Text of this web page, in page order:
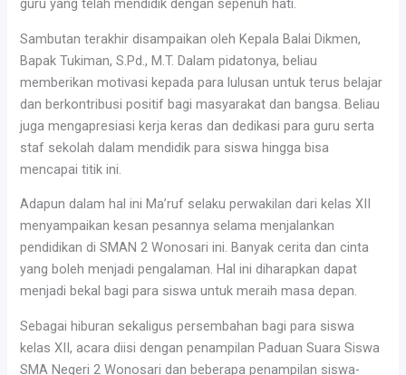
guru yang telah mendidik dengan sepenuh hati.
Sambutan terakhir disampaikan oleh Kepala Balai Dikmen,
Bapak Tukiman, S.Pd., M.T. Dalam pidatonya, beliau
memberikan motivasi kepada para lulusan untuk terus belajar
dan berkontribusi positif bagi masyarakat dan bangsa. Beliau
juga mengapresiasi kerja keras dan dedikasi para guru serta
staf sekolah dalam mendidik para siswa hingga bisa
mencapai titik ini.
Adapun dalam hal ini Ma’ruf selaku perwakilan dari kelas XII
menyampaikan kesan pesannya selama menjalankan
pendidikan di SMAN 2 Wonosari ini. Banyak cerita dan cinta
yang boleh menjadi pengalaman. Hal ini diharapkan dapat
menjadi bekal bagi para siswa untuk meraih masa depan.
Sebagai hiburan sekaligus persembahan bagi para siswa
kelas XII, acara diisi dengan penampilan Paduan Suara Siswa
SMA Negeri 2 Wonosari dan beberapa penampilan siswa-